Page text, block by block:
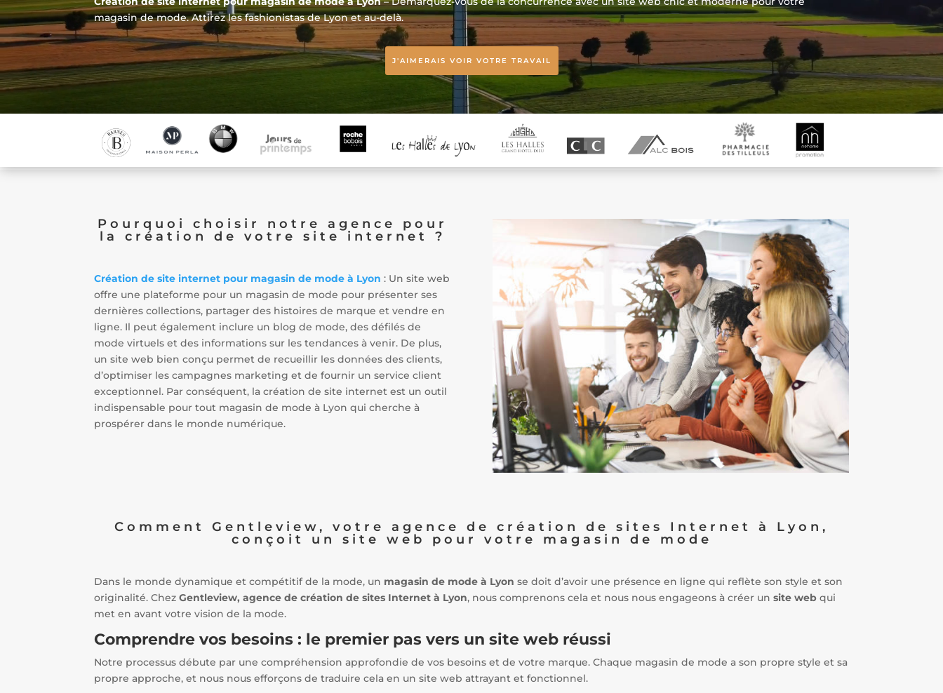
magasin de mode. Attirez les fashionistas de Lyon et au-delà.
J'AIMERAIS VOIR VOTRE TRAVAIL
Pourquoi choisir notre agence pour
la création de votre site internet ?
Création de site internet pour magasin de mode à Lyon : Un site web
offre une plateforme pour un magasin de mode pour présenter ses
dernières collections, partager des histoires de marque et vendre en
ligne. Il peut également inclure un blog de mode, des défilés de
mode virtuels et des informations sur les tendances à venir. De plus,
un site web bien conçu permet de recueillir les données des clients,
d’optimiser les campagnes marketing et de fournir un service client
exceptionnel. Par conséquent, la création de site internet est un outil
indispensable pour tout magasin de mode à Lyon qui cherche à
prospérer dans le monde numérique.
Comment Gentleview, votre agence de création de sites Internet à Lyon,
conçoit un site web pour votre magasin de mode
Dans le monde dynamique et compétitif de la mode, un magasin de mode à Lyon se doit d’avoir une présence en ligne qui reflète son style et son
originalité. ChezGentleview, agence de création de sites Internet à Lyon, nous comprenons cela et nous nous engageons à créer unsite web qui
met en avant votre vision de la mode.
Comprendre vos besoins : le premier pas vers un site web réussi
Notre processus débute par une compréhension approfondie de vos besoins et de votre marque. Chaque magasin de mode a son propre style et sa
propre approche, et nous nous efforçons de traduire cela en un site web attrayant et fonctionnel.